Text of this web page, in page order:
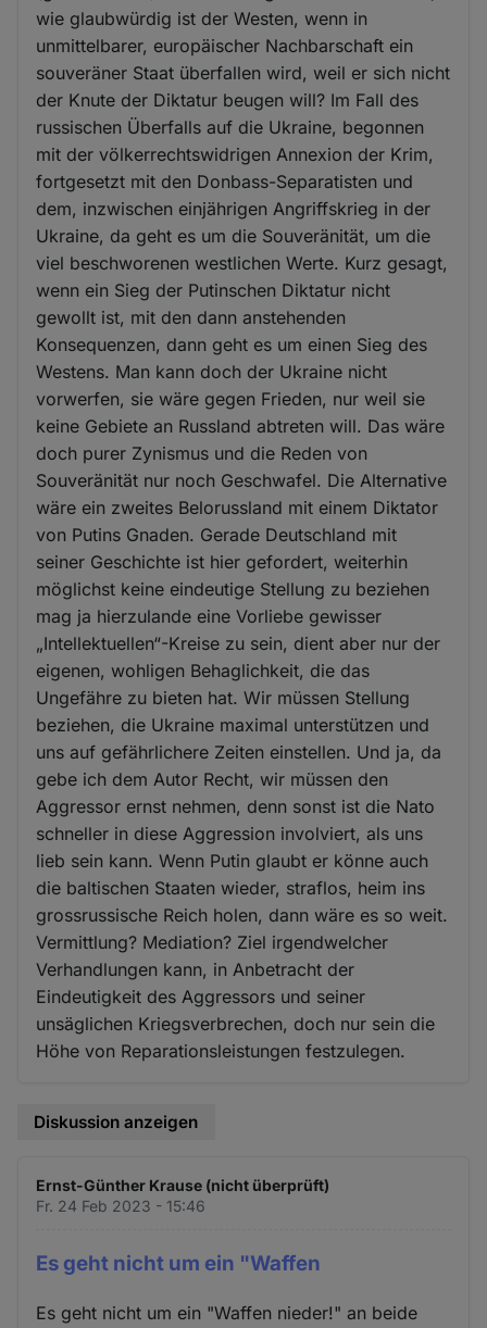
wie glaubwürdig ist der Westen, wenn in
unmittelbarer, europäischer Nachbarschaft ein
souveräner Staat überfallen wird, weil er sich nicht
der Knute der Diktatur beugen will? Im Fall des
russischen Überfalls auf die Ukraine, begonnen
mit der völkerrechtswidrigen Annexion der Krim,
fortgesetzt mit den Donbass-Separatisten und
dem, inzwischen einjährigen Angriffskrieg in der
Ukraine, da geht es um die Souveränität, um die
viel beschworenen westlichen Werte. Kurz gesagt,
wenn ein Sieg der Putinschen Diktatur nicht
gewollt ist, mit den dann anstehenden
Konsequenzen, dann geht es um einen Sieg des
Westens. Man kann doch der Ukraine nicht
vorwerfen, sie wäre gegen Frieden, nur weil sie
keine Gebiete an Russland abtreten will. Das wäre
doch purer Zynismus und die Reden von
Souveränität nur noch Geschwafel. Die Alternative
wäre ein zweites Belorussland mit einem Diktator
von Putins Gnaden. Gerade Deutschland mit
seiner Geschichte ist hier gefordert, weiterhin
möglichst keine eindeutige Stellung zu beziehen
mag ja hierzulande eine Vorliebe gewisser
„Intellektuellen“-Kreise zu sein, dient aber nur der
eigenen, wohligen Behaglichkeit, die das
Ungefähre zu bieten hat. Wir müssen Stellung
beziehen, die Ukraine maximal unterstützen und
uns auf gefährlichere Zeiten einstellen. Und ja, da
gebe ich dem Autor Recht, wir müssen den
Aggressor ernst nehmen, denn sonst ist die Nato
schneller in diese Aggression involviert, als uns
lieb sein kann. Wenn Putin glaubt er könne auch
die baltischen Staaten wieder, straflos, heim ins
grossrussische Reich holen, dann wäre es so weit.
Vermittlung? Mediation? Ziel irgendwelcher
Verhandlungen kann, in Anbetracht der
Eindeutigkeit des Aggressors und seiner
unsäglichen Kriegsverbrechen, doch nur sein die
Höhe von Reparationsleistungen festzulegen.
Diskussion anzeigen
Ernst-Günther Krause (nicht überprüft)
Fr. 24 Feb 2023 - 15:46
Es geht nicht um ein "Waffen
Es geht nicht um ein "Waffen nieder!" an beide